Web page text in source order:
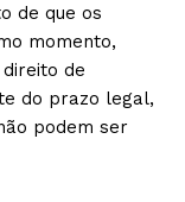
de que os
momento,
de
do prazo legal,
podem ser